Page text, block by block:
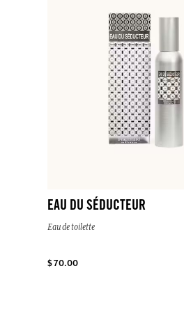
EAU DU SÉDUCTEUR
Eau de toilette
$ 70.00